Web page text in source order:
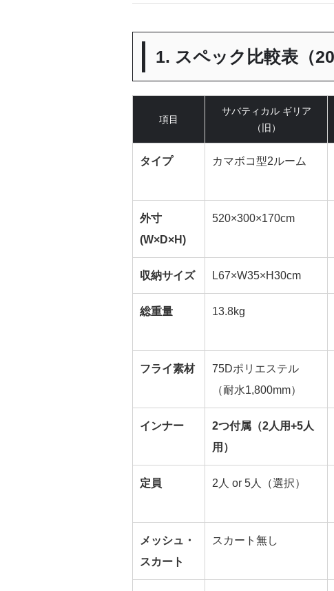
1. スペック比較表（
項目
サバティカル ギリア
（旧）
タイプ カマボコ型2ルーム
外寸
(W×D×H)
520×300×170cm
収納サイズ L67×W35×H30cm
総重量 13.8kg
フライ素材
75Dポリエステル
（耐水1,800mm）
インナー
2つ付属（2人用+5人
用）
定員 2人 or 5人（選択）
メッシュ・
スカート
スカート無し